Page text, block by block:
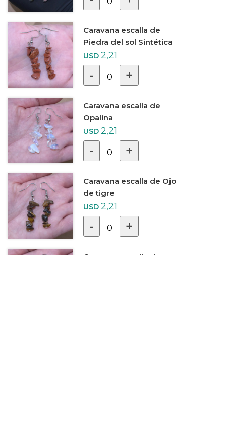
Caravana escalla de
Piedra del sol Sintética
USD 2,21
- 0 +
Caravana escalla de
Opalina
USD 2,21
- 0 +
Caravana escalla de Ojo
de tigre
USD 2,21
- 0 +
Caravana escalla de